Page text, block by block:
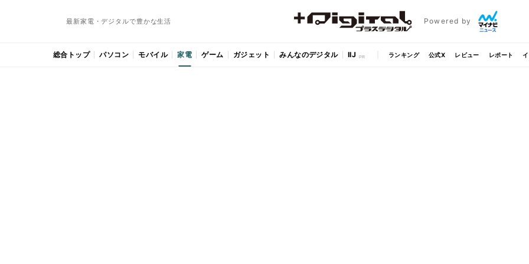
最新家電・デジタルで豊かな生活 Powered by
総合トップ パソコン モバイル 家電 ゲーム ガジェット みんなのデジタル IIJ ランキング 公式X レビュー レポート